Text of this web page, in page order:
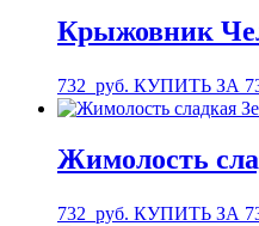
Крыжовник
732 руб. КУПИТЬ ЗА
Жимолость
732 руб. КУПИТЬ ЗА